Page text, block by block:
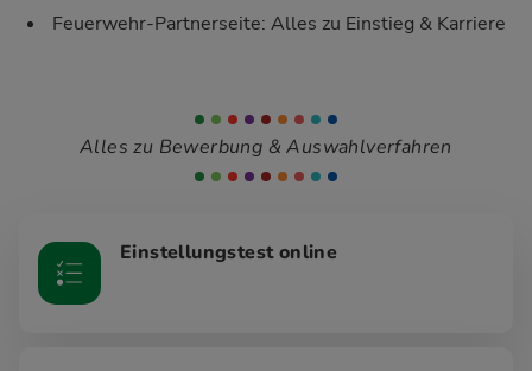
Feuerwehr-Partnerseite: Alles zu Einstieg & Karriere
Alles zu Bewerbung & Auswahlverfahren
Einstellungstest online